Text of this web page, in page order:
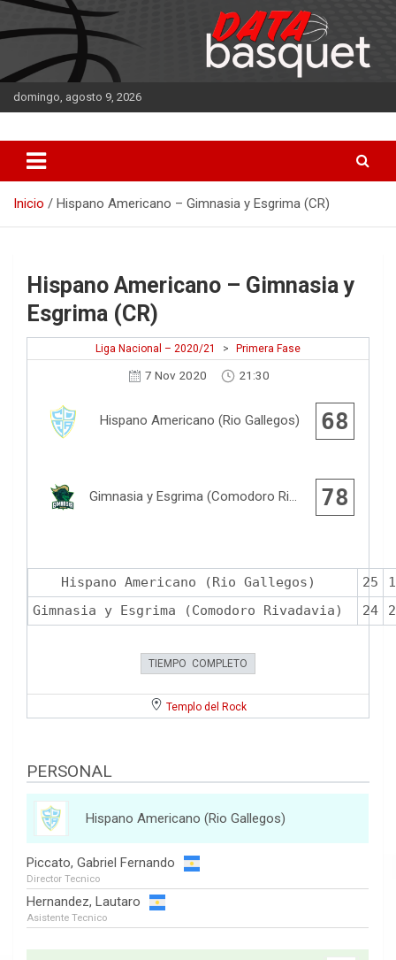
Saltar
al
contenido
domingo, agosto 9, 2026
DATA Basquet
Inicio Hispano Americano – Gimnasia y Esgrima (CR)
Hispano Americano – Gimnasia y
Esgrima (CR)
Liga Nacional – 2020/21 > Primera Fase
7 Nov 2020 21:30
Hispano Americano (Rio Gallegos) 68
Gimnasia y Esgrima (Comodoro Rivadavia) 78
Hispano Americano (Rio Gallegos) 25
Gimnasia y Esgrima (Comodoro Rivadavia)
24
TIEMPO COMPLETO
Templo del Rock
PERSONAL
Hispano Americano (Rio Gallegos)
Piccato, Gabriel Fernando
Director Tecnico
Hernandez, Lautaro
Asistente Tecnico